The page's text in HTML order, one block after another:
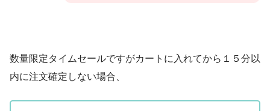
数量限定タイムセールですがカートに入れてから１５分以
内に注文確定しない場合、